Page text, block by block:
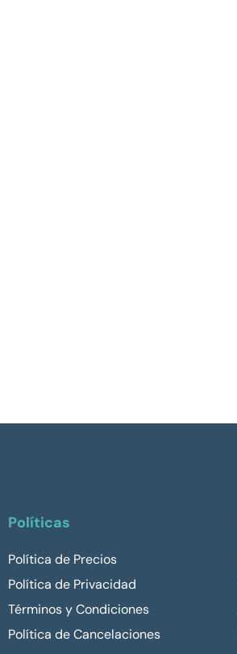
Políticas
Política de Precios
Política de Privacidad
Términos y Condiciones
Política de Cancelaciones